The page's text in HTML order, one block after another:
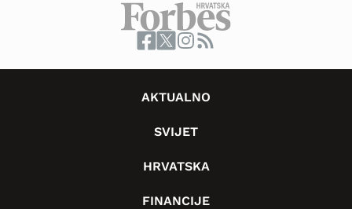
AKTUALNO
SVIJET
HRVATSKA
FINANCIJE